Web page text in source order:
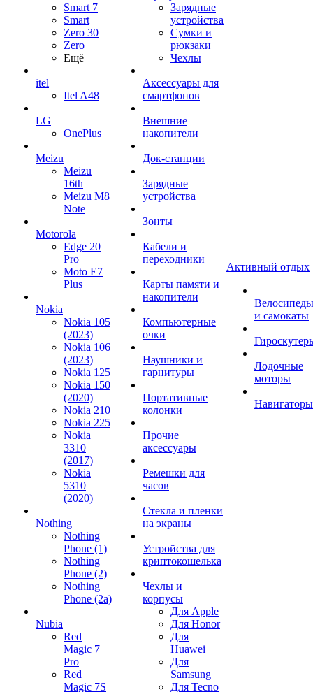
Smart 7
Smart
Zero 30
Zero
Ещё
itel
Itel A48
LG
OnePlus
Meizu
Meizu
16th
Meizu M8
Note
Motorola
Edge 20
Pro
Moto E7
Plus
Nokia
Nokia 105
(2023)
Nokia 106
(2023)
Nokia 125
Nokia 150
(2020)
Nokia 210
Nokia 225
Nokia
3310
(2017)
Nokia
5310
(2020)
Nothing
Nothing
Phone (1)
Nothing
Phone (2)
Nothing
Phone (2a)
Nubia
Red
Magic 7
Pro
Red
Magic 7S
Зарядные
устройства
Сумки и
рюкзаки
Чехлы
Аксессуары для
смартфонов
Внешние
накопители
Док-станции
Зарядные
устройства
Зонты
Кабели и
переходники
Карты памяти и
накопители
Компьютерные
очки
Наушники и
гарнитуры
Портативные
колонки
Прочие
аксессуары
Ремешки для
часов
Стекла и пленки
на экраны
Устройства для
криптокошелька
Чехлы и
корпусы
Для Apple
Для Honor
Для
Huawei
Для
Samsung
Для Tecno
Активный отдых
Велосипеды
и самокаты
Лодочные
моторы
Навигаторы